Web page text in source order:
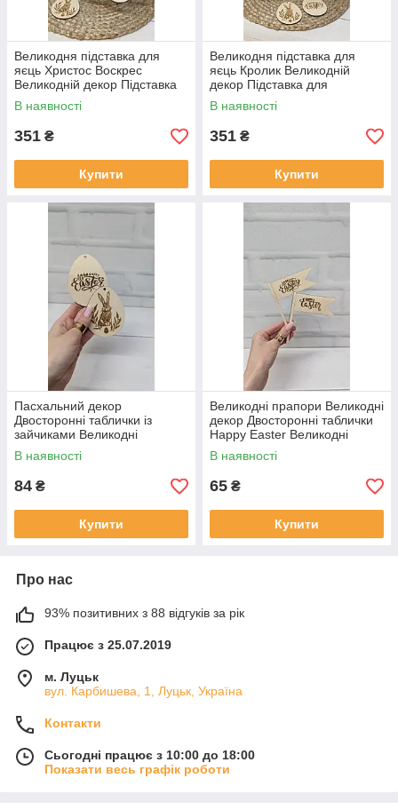
Великодня підставка для
яєць Христос Воскрес
Великодній декор Підставка
для великодніх яєць Еко
підставка на 16 яєць
В наявності
351 ₴
Купити
Великодня підставка для
яєць Кролик Великодній
декор Підставка для
великодніх яєць Зайчик Еко
підставка на 12 яєць
В наявності
351 ₴
Купити
Пасхальний декор
Двосторонні таблички із
зайчиками Великодні
таблички у формі яєць з
кроликом Зайчик Підвіска на
В наявності
84 ₴
Купити
Великодні прапори Великодні
декор Двосторонні таблички
Happy Easter Великодні
топпери
В наявності
65 ₴
Купити
Про нас
93% позитивних з 88 відгуків за рік
Працює з 25.07.2019
м. Луцьк
вул. Карбишева, 1, Луцьк, Україна
Контакти
Сьогодні працює з 10:00 до 18:00
Показати весь графік роботи